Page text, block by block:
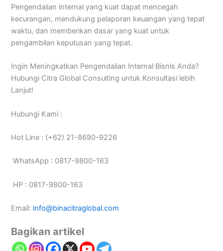
Pengendalian internal yang kuat dapat mencegah
kecurangan, mendukung pelaporan keuangan yang tepat
waktu, dan memberikan dasar yang kuat untuk
pengambilan keputusan yang tepat.
Ingin Meningkatkan Pengendalian Internal Bisnis Anda?
Hubungi Citra Global Consulting untuk Konsultasi lebih
Lanjut!
Hubungi Kami :
Hot Line : (+62) 21-8690-9226
WhatsApp : 0817-9800-163
HP : 0817-9800-163
Email: info@binacitraglobal.com
Bagikan artikel